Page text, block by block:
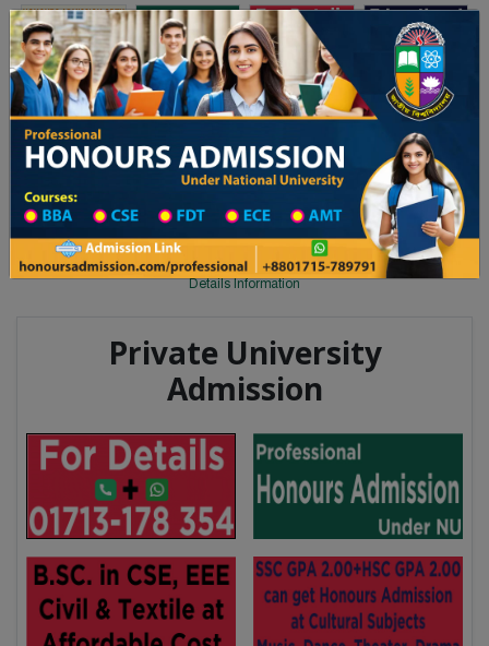
Toggle navigation অনার্স ভর্তি প্রফেশনাল অনার্স
Updates
২৬ শিক্ষাবর্ষের ১ম বর্ষের ভর্তি আবেদন বিজ্ঞপ্তি ঢাকা বিশ্ববিদ্যালয় ২০২৫-২৬
Degree College All Division
Degree College District Wise
Degree College in Sirajganj
Details Information
Private University
Admission